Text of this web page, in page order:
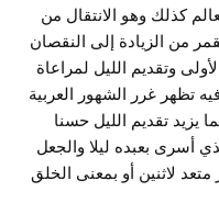
كذلك وهو الانتقال من
من الزيادة إلى النقصان
وتقديم الليل لمراعاة
تظهر غرر الشهور العربية
يزيد تقديم الليل حسنا
أسرى بعبده ليلا والجعل
لاثنين أو بمعنى الخلق